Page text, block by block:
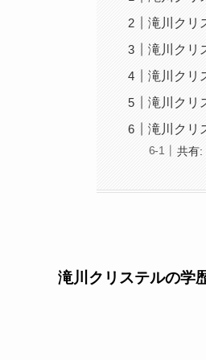
滝川クリ
滝川クリ
滝川クリ
滝川クリ
滝川クリ
共有:
滝川クリステルの学